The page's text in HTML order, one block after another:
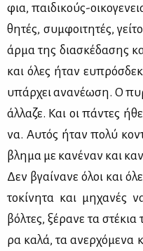
φια, παι­δι­κούς-
θη­τές, συμ­φοι­τη­τές,
άρ­μα της δια­σκέ­δα­σης
και όλες ήταν
υπάρ­χει ανα­νέ­ω­ση. Ο
άλ­λα­ζε. Και οι πά­ντες
να. Αυ­τός ήταν πο­λύ
βλη­μα με κα­νέ­ναν και
Δεν βγαί­να­νε όλοι και
το­κί­νη­τα και μη­χα­νές
βόλ­τες, ξέ­ρα­νε τα
ρα κα­λά, τα ανερ­χό­με­να